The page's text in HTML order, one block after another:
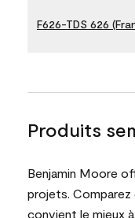
F626-TDS 626
Produits
Benjamin Moore
projets.
convient le mieux